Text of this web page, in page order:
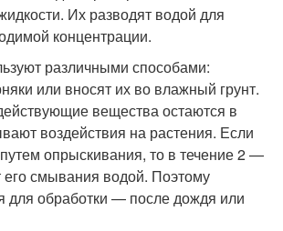
Их разводят водой для
концентрации.
различными способами:
или вносят их во влажный грунт.
вещества остаются в
воздействия на растения. Если
опрыскивания, то в течение 2 —
его смывания водой. Поэтому
для обработки — после дождя или